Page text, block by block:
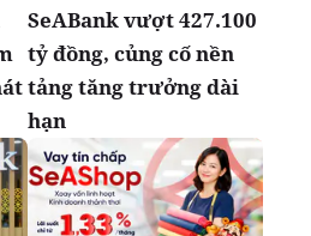
SeABank vượt 427.100
tỷ đồng, củng cố nền
tảng tăng trưởng dài
hạn